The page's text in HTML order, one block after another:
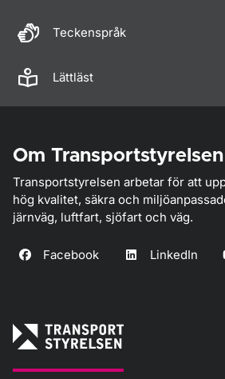
Teckenspråk
Lättläst
Om Transportstyrelsen
Transportstyrelsen arbetar för att
hög kvalitet, säkra och
järnväg, luftfart, sjöfart och väg.
Facebook LinkedIn